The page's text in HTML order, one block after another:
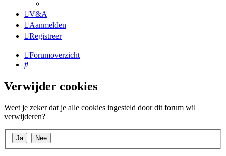
V&A
Aanmelden
Registreer
Forumoverzicht
Zoek
Verwijder cookies
Weet je zeker dat je alle cookies ingesteld door dit forum wil
verwijderen?